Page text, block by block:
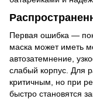
Первая ошибка —
маска может иметь
автозатемнение,
слабый корпус. Для
критичным, но при
быстро становятся